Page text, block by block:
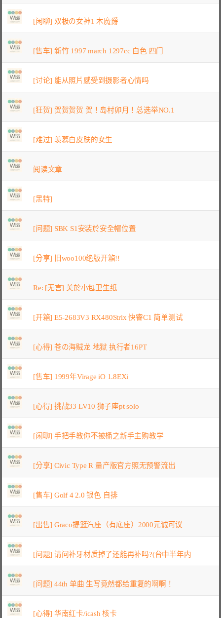
[闲聊] 双极の女神1 木魔爵
[售车] 新竹 1997 march 1297cc 白色 四门
[讨论] 能从照片感受到摄影者心情吗
[狂贺] 贺贺贺贺 贺！岛村卯月！总选举NO.1
[难过] 羡慕白皮肤的女生
阅读文章
[黑特]
[问题] SBK S1安装於安全帽位置
[分享] 旧woo100绝版开箱!!
Re: [无言] 关於小包卫生纸
[开箱] E5-2683V3 RX480Strix 快睿C1 简单测试
[心得] 苍の海贼龙 地狱 执行者16PT
[售车] 1999年Virage iO 1.8EXi
[心得] 挑战33 LV10 狮子座pt solo
[闲聊] 手把手教你不被桶之新手主购教学
[分享] Civic Type R 量产版官方照无预警流出
[售车] Golf 4 2.0 银色 自排
[出售] Graco提篮汽座（有底座）2000元诚可议
[问题] 请问补牙材质掉了还能再补吗?(台中半年内
[问题] 44th 单曲 生写竟然都给重复的啊啊！
[心得] 华南红卡/icash 核卡